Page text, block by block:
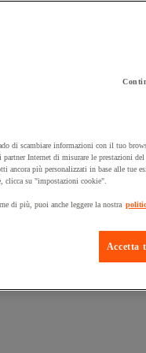
Prodotti in
di scambiare informazioni con il tuo
Internet di misurare le prestazioni
ancora più personalizzati in base alle tue
clicca su "impostazioni cookie".
di più, puoi anche leggere la nostra
Accetta